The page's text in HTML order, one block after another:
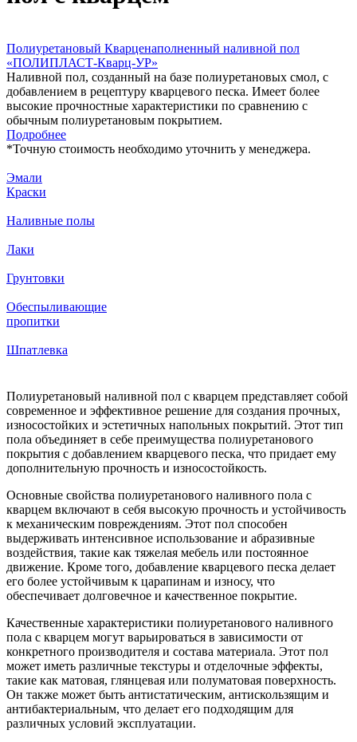
Полиуретановый Кварценаполненный наливной пол
«ПОЛИПЛАСТ-Кварц-УР»
Наливной пол, созданный на базе полиуретановых смол, с
добавлением в рецептуру кварцевого песка. Имеет более
высокие прочностные характеристики по сравнению с
обычным полиуретановым покрытием.
Подробнее
*Точную стоимость необходимо уточнить у менеджера.
Эмали
Краски
Наливные полы
Лаки
Грунтовки
Обеспыливающие
пропитки
Шпатлевка
Полиуретановый наливной пол с кварцем представляет собой
современное и эффективное решение для создания прочных,
износостойких и эстетичных напольных покрытий. Этот тип
пола объединяет в себе преимущества полиуретанового
покрытия с добавлением кварцевого песка, что придает ему
дополнительную прочность и износостойкость.
Основные свойства полиуретанового наливного пола с
кварцем включают в себя высокую прочность и устойчивость
к механическим повреждениям. Этот пол способен
выдерживать интенсивное использование и абразивные
воздействия, такие как тяжелая мебель или постоянное
движение. Кроме того, добавление кварцевого песка делает
его более устойчивым к царапинам и износу, что
обеспечивает долговечное и качественное покрытие.
Качественные характеристики полиуретанового наливного
пола с кварцем могут варьироваться в зависимости от
конкретного производителя и состава материала. Этот пол
может иметь различные текстуры и отделочные эффекты,
такие как матовая, глянцевая или полуматовая поверхность.
Он также может быть антистатическим, антискользящим и
антибактериальным, что делает его подходящим для
различных условий эксплуатации.